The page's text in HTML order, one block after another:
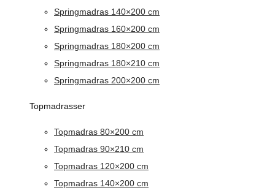
Springmadras 140×200 cm
Springmadras 160×200 cm
Springmadras 180×200 cm
Springmadras 180×210 cm
Springmadras 200×200 cm
Topmadrasser
Topmadras 80×200 cm
Topmadras 90×210 cm
Topmadras 120×200 cm
Topmadras 140×200 cm